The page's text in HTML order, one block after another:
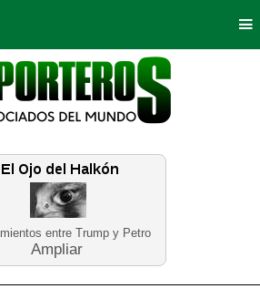
entre Trump y Petro
Ampliar
Opinión Bogotá
Tierra Deportes
Educación Neira